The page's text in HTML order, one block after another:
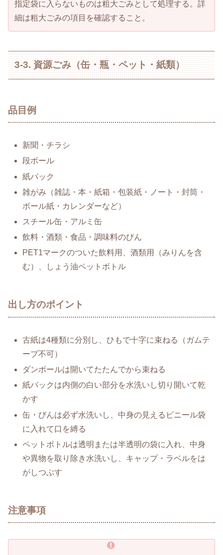
指定袋に入らないものは粗大ごみとして処理する。詳
細は粗大ごみの項目を確認すること。
3-3. 資源ごみ（缶・瓶・ペット・紙類）
品目例
新聞・チラシ
段ボール
紙パック
雑がみ（雑誌・本・紙箱・包装紙・ノート・封筒・
ボール紙・カレンダーなど）
スチール缶・アルミ缶
飲料・酒類・食品・調味料のびん
PET1マークのついた飲料用、酒類用（みりんを含
む）、しょう油ペットボトル
出し方のポイント
古紙は4種類に分別し、ひもで十字に束ねる（ガムテ
ープ不可）
ダンボールは開いてたたんでから束ねる
紙パックは内側の白い部分を水洗いし切り開いて乾
かす
缶・びんは必ず水洗いし、中身の見えるビニール袋
に入れて口を縛る
ペットボトルは透明または半透明の袋に入れ、中身
や異物を取り除き水洗いし、キャップ・ラベルをは
がしつぶす
注意事項